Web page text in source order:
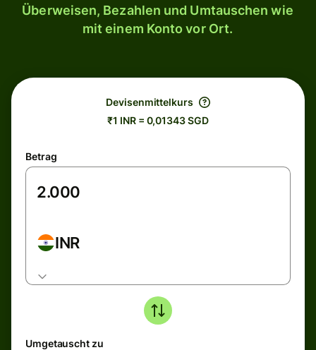
Überweisen, Bezahlen und Umtauschen wie
mit einem Konto vor Ort.
Devisenmittelkurs
₹1 INR = 0,01343 SGD
Betrag
INR
Umgetauscht zu